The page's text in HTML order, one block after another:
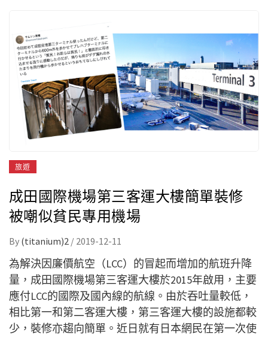
旅遊
成田國際機場第三客運大樓簡單裝修
被嘲似貧民專用機場
By (titanium)2 / 2019-12-11
為解決因廉價航空（LCC）的冒起而增加的航班升降
量，成田國際機場第三客運大樓於2015年啟用，主要
應付LCC的國際及國內線的航線。由於吞吐量較低，
相比第一和第二客運大樓，第三客運大樓的設施都較
少，裝修亦趨向簡單。近日就有日本網民在第一次使